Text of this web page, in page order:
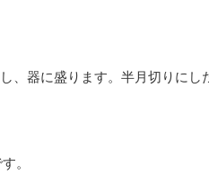
、器に盛ります。半月切りにし
。